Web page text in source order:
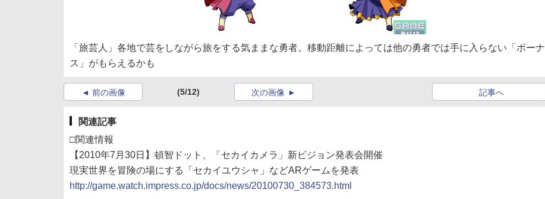
「旅芸人」各地で芸をしながら旅をする気ままな勇者。移動距離によっては他の勇者では手に入らない「ボーナ
ス」がもらえるかも
前の画像 (5/12) 記事へ
次の画像
関連記事
□関連情報
【2010年7月30日】頓智ドット、「セカイカメラ」新ビジョン発表会開催
現実世界を冒険の場にする「セカイユウシャ」などARゲームを発表
http://game.watch.impress.co.jp/docs/news/20100730_384573.html